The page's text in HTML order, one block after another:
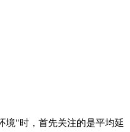
境"时，首先关注的是平均延